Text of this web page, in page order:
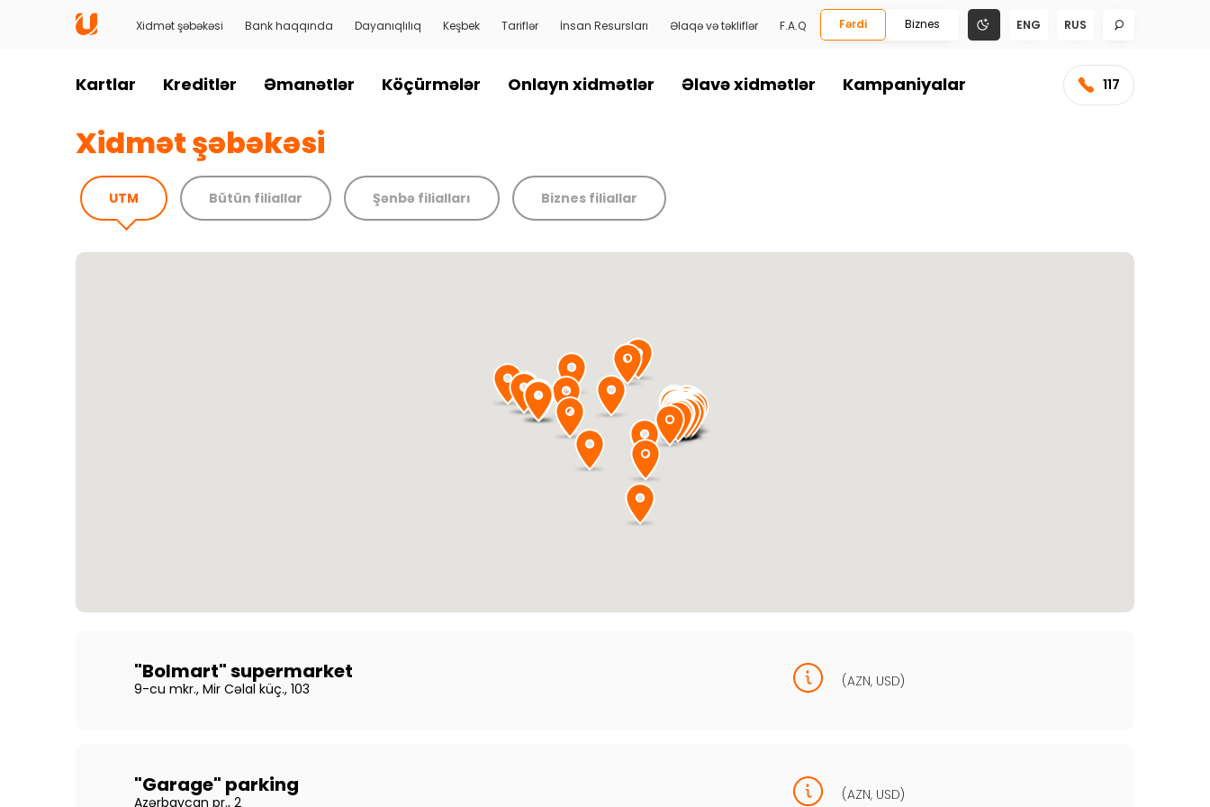
Xidmət şəbəkəsi Bank haqqında Dayanıqlılıq Keşbek Tariflər İnsan Resursları Əlaqə və təkliflər F.A.Q Fərdi Biznes ENG RUS
Kartlar Kreditlər Əmanətlər Köçürmələr Onlayn xidmətlər Əlavə xidmətlər Kampaniyalar 117
Xidmət şəbəkəsi
UTM Bütün filiallar Şənbə filialları Biznes filiallar
"Bolmart" supermarket
9-cu mkr., Mir Cəlal küç., 103 (AZN, USD)
"Garage" parking
Azərbaycan pr., 2 (AZN, USD)